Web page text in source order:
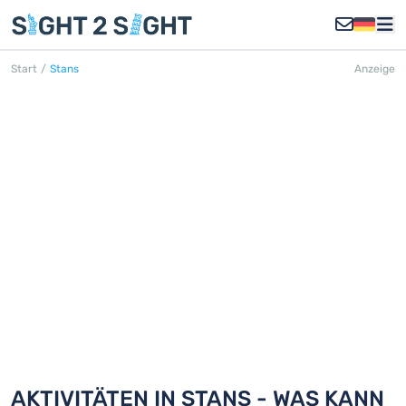
Start / Stans Anzeige
AKTIVITÄTEN IN STANS - WAS KANN